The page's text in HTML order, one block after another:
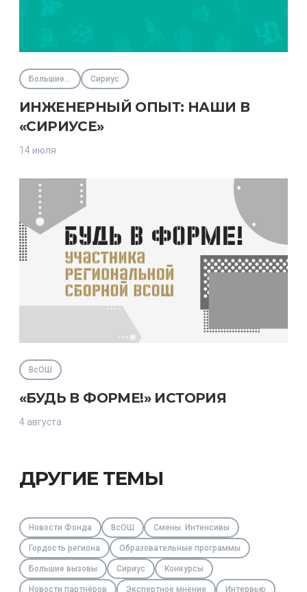
Большие вызовы Сириус
ИНЖЕНЕРНЫЙ ОПЫТ: НАШИ В
«СИРИУСЕ»
14 июля
ВсОШ
«БУДЬ В ФОРМЕ!» ИСТОРИЯ
4 августа
ДРУГИЕ ТЕМЫ
Новости Фонда ВсОШ Смены. Интенсивы
Гордость региона Образовательные программы
Большие вызовы Сириус Конкурсы
Новости партнёров Экспертное мнение Интервью